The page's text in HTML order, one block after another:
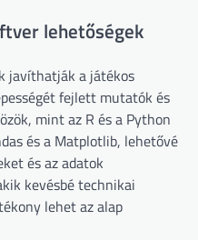
lehetőségek
javíthatják a játékos
fejlett mutatók és
mint az R és a Python
és a Matplotlib, lehetővé
és az adatok
kevésbé technikai
lehet az alap